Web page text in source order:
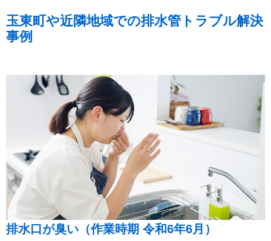
玉東町や近隣地域での排水管トラブル解決
事例
排水口が臭い（作業時期 令和6年6月）